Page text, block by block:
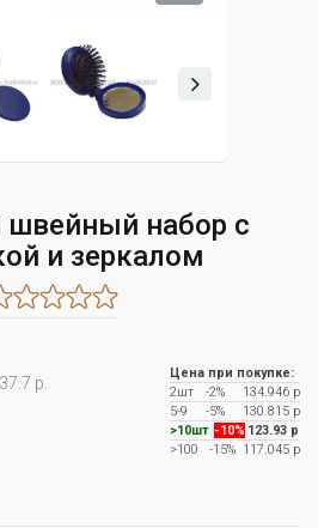
набор с
и зеркалом
р.
Цена при покупке:
2шт
-2%
134.946 р
5-9
-5%
130.815 р
>10шт -10% 123.93 р
>100
-15% 117.045 р